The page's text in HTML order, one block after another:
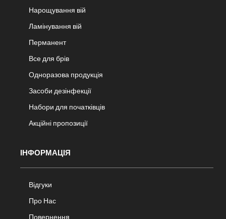
Нарощування вій
Ламінування вій
Перманент
Все для брів
Одноразова продукція
Засоби дезінфекції
Набори для початківців
Акційні пропозиції
ІНФОРМАЦІЯ
Відгуки
Про Нас
Повернення